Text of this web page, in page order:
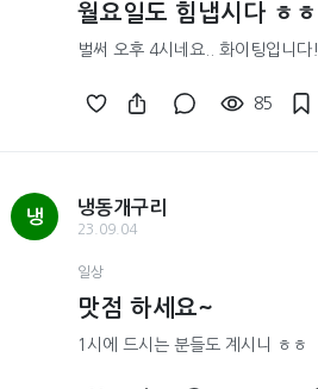
월요일도 힘냅시다 ㅎㅎ
벌써 오후 4시네요.. 화이팅입니다!
85
냉
냉동개구리
23.09.04
일상
맛점 하세요~
1시에 드시는 분들도 계시니 ㅎㅎ